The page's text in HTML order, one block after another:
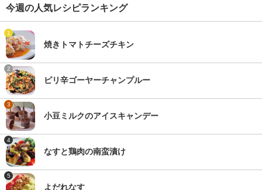
今週の人気レシピランキング
1
焼きトマトチーズチキン
2
ピリ辛ゴーヤーチャンプルー
3
小豆ミルクのアイスキャンデー
4
なすと鶏肉の南蛮漬け
5
よだれなす